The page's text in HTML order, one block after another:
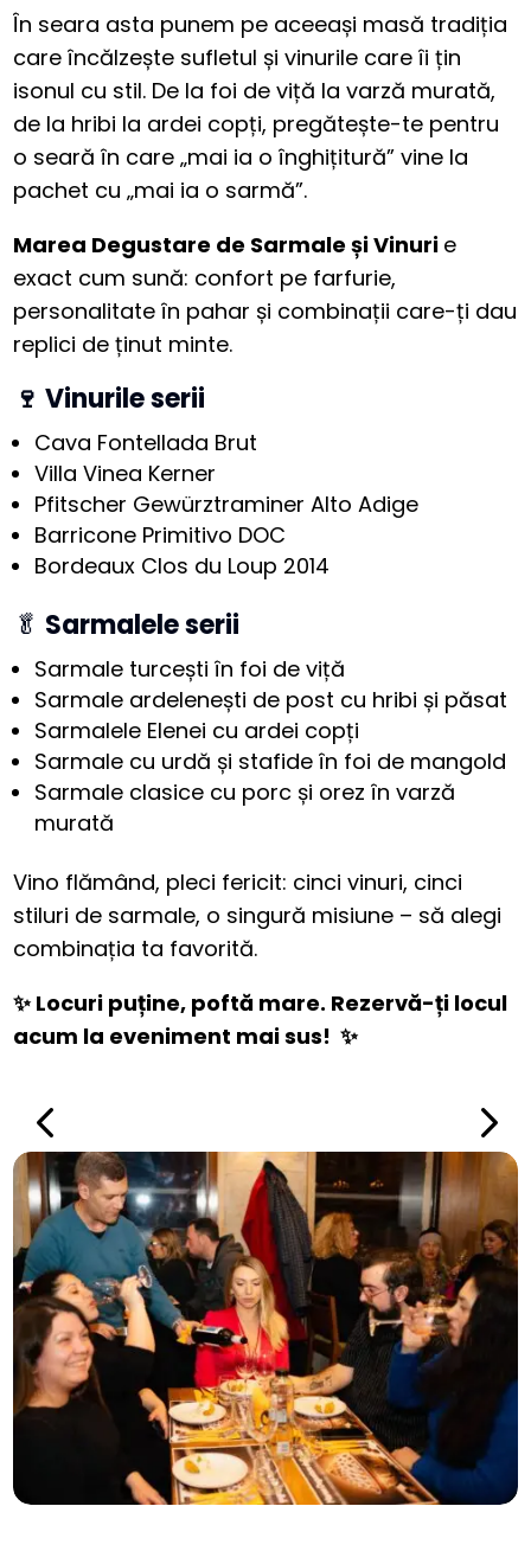
În seara asta punem pe aceeași masă tradiția
care încălzește sufletul și vinurile care îi țin
isonul cu stil. De la foi de viță la varză murată,
de la hribi la ardei copți, pregătește-te pentru
o seară în care „mai ia o înghițitură” vine la
pachet cu „mai ia o sarmă”.
Marea Degustare de Sarmale și Vinuri e
exact cum sună: confort pe farfurie,
personalitate în pahar și combinații care-ți dau
replici de ținut minte.
🍷 Vinurile serii
Cava Fontellada Brut
Villa Vinea Kerner
Pfitscher Gewürztraminer Alto Adige
Barricone Primitivo DOC
Bordeaux Clos du Loup 2014
🥬 Sarmalele serii
Sarmale turcești în foi de viță
Sarmale ardelenești de post cu hribi și păsat
Sarmalele Elenei cu ardei copți
Sarmale cu urdă și stafide în foi de mangold
Sarmale clasice cu porc și orez în varză
murată
Vino flămând, pleci fericit: cinci vinuri, cinci
stiluri de sarmale, o singură misiune – să alegi
combinația ta favorită.
✨ Locuri puține, poftă mare. Rezervă-ți locul
acum la eveniment mai sus! ✨